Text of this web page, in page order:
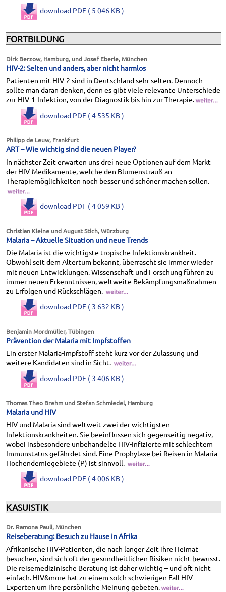
download PDF ( 5 046 KB )
FORTBILDUNG
Dirk Berzow, Hamburg, und Josef Eberle, München
HIV-2: Selten und anders, aber nicht harmlos
Patienten mit HIV-2 sind in Deutschland sehr selten. Dennoch
sollte man daran denken, denn es gibt viele relevante Unterschiede
zur HIV-1-Infektion, von der Diagnostik bis hin zur Therapie.
download PDF ( 4 535 KB )
Philipp de Leuw, Frankfurt
ART – Wie wichtig sind die neuen Player?
In nächster Zeit erwarten uns drei neue Optionen auf dem Markt
der HIV-Medikamente, welche den Blumenstrauß an
Therapiemöglichkeiten noch besser und schöner machen sollen.
download PDF ( 4 059 KB )
Christian Kleine und August Stich, Würzburg
Malaria – Aktuelle Situation und neue Trends
Die Malaria ist die wichtigste tropische Infektionskrankheit.
Obwohl seit dem Altertum bekannt, überrascht sie immer wieder
mit neuen Entwicklungen. Wissenschaft und Forschung führen zu
immer neuen Erkenntnissen, weltweite Bekämpfungsmaßnahmen
zu Erfolgen und Rückschlägen.
download PDF ( 3 632 KB )
Benjamin Mordmüller, Tübingen
Prävention der Malaria mit Impfstoffen
Ein erster Malaria-Impfstoff steht kurz vor der Zulassung und
weitere Kandidaten sind in Sicht.
download PDF ( 3 406 KB )
Thomas Theo Brehm und Stefan Schmiedel, Hamburg
Malaria und HIV
HIV und Malaria sind weltweit zwei der wichtigsten
Infektionskrankheiten. Sie beeinflussen sich gegenseitig negativ,
wobei insbesondere unbehandelte HIV-Infizierte mit schlechtem
Immunstatus gefährdet sind. Eine Prophylaxe bei Reisen in Malaria-
Hochendemiegebiete (P) ist sinnvoll.
download PDF ( 4 006 KB )
KASUISTIK
Dr. Ramona Pauli, München
Reiseberatung: Besuch zu Hause in Afrika
Afrikanische HIV-Patienten, die nach langer Zeit ihre Heimat
besuchen, sind sich oft der gesundheitlichen Risiken nicht bewusst.
Die reisemedizinische Beratung ist daher wichtig – und oft nicht
einfach. HIV&more hat zu einem solch schwierigen Fall HIV-
Experten um ihre persönliche Meinung gebeten.